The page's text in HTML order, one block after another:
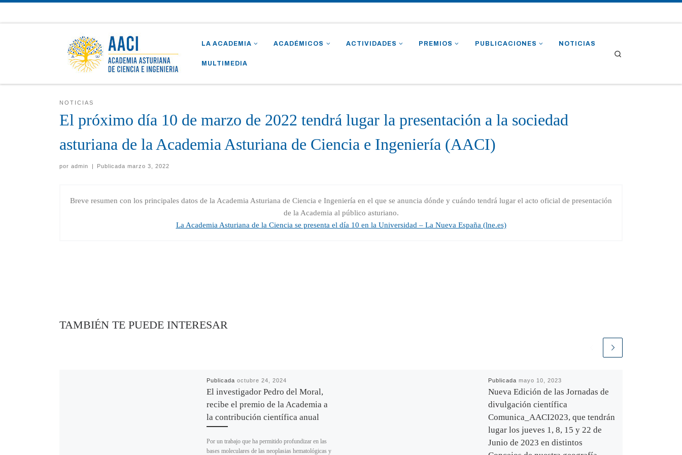
LA ACADEMIA ACADÉMICOS ACTIVIDADES PREMIOS PUBLICACIONES NOTICIAS
MULTIMEDIA
NOTICIAS
El próximo día 10 de marzo de 2022 tendrá lugar la presentación a la sociedad
asturiana de la Academia Asturiana de Ciencia e Ingeniería (AACI)
por admin | Publicadamarzo 3, 2022
Breve resumen con los principales datos de la Academia Asturiana de Ciencia e Ingeniería en el que se anuncia dónde y cuándo tendrá lugar el acto oficial de presentación
de la Academia al público asturiano.
La Academia Asturiana de la Ciencia se presenta el día 10 en la Universidad – La Nueva España (lne.es)
TAMBIÉN TE PUEDE INTERESAR
Publicada octubre 24, 2024
El investigador Pedro del Moral,
recibe el premio de la Academia a
la contribución científica anual
Por un trabajo que ha permitido profundizar en las
bases moleculares de las neoplasias hematológicas y
Publicada mayo 10, 2023
Nueva Edición de las Jornadas de
divulgación científica
Comunica_AACI2023, que tendrán
lugar los jueves 1, 8, 15 y 22 de
Junio de 2023 en distintos